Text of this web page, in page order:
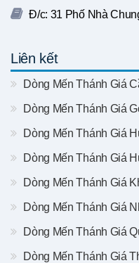
Đ/c: 31 Phố Nhà
Liên kết
Dòng Mến Thánh Giá
Dòng Mến Thánh Giá
Dòng Mến Thánh Giá
Dòng Mến Thánh Giá
Dòng Mến Thánh Giá
Dòng Mến Thánh Giá
Dòng Mến Thánh Giá
Dòng Mến Thánh Giá